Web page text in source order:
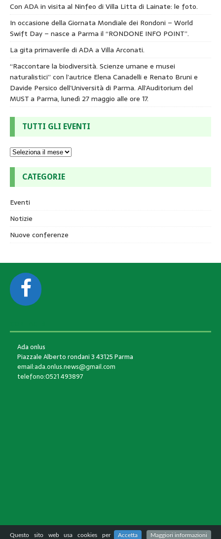
Con ADA in visita al Ninfeo di Villa Litta di Lainate: le foto.
In occasione della Giornata Mondiale dei Rondoni – World
Swift Day – nasce a Parma il “RONDONE INFO POINT”.
La gita primaverile di ADA a Villa Arconati.
“Raccontare la biodiversità. Scienze umane e musei
naturalistici” con l’autrice Elena Canadelli e Renato Bruni e
Davide Persico dell’Università di Parma. All’Auditorium del
MUST a Parma, lunedì 27 maggio alle ore 17.
TUTTI GLI EVENTI
CATEGORIE
Eventi
Notizie
Nuove conferenze
Ada onlus
Piazzale Alberto rondani 3 43125 Parma
email:ada.onlus.news@gmail.com
telefono:0521 493897
Questo sito web usa cookies per Accetta Maggiori informazioni